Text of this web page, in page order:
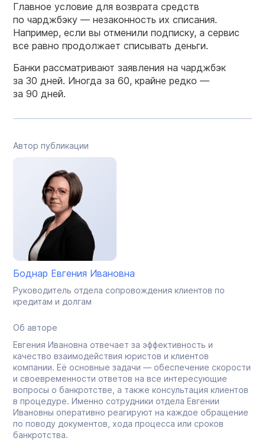
Главное условие для возврата средств
по чарджбэку — незаконность их списания.
Например, если вы отменили подписку, а сервис
все равно продолжает списывать деньги.
Банки рассматривают заявления на чарджбэк
за 30 дней. Иногда за 60, крайне редко —
за 90 дней.
Автор публикации
Боднар Евгения Ивановна
Руководитель отдела сопровождения клиентов по
кредитам и долгам
Об авторе
Евгения Ивановна отвечает за эффективность и
качество взаимодействия юристов и клиентов
компании. Её основные задачи — обеспечение скорости
и своевременности ответов на все интересующие
вопросы о банкротстве, а также консультация клиентов
в процедуре. Именно сотрудники отдела Евгении
Ивановны оперативно реагируют на каждое обращение
по поводу документов, хода процесса или сроков
банкротства.